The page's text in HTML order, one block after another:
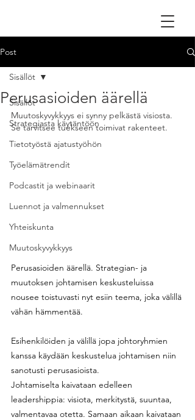
Post
Sisällöt
Strategiasta käytäntöön
Tietotyöstä ajatustyöhön
Työelämätrendit
Podcastit ja webinaarit
Luennot ja valmennukset
Yhteiskunta
Muutoskyvykkyys
Sisällöt
Perusasioiden äärellä
Muutoskyvykkyys ei synny pelkästä visiosta.
Se tarvitsee tuekseen toimivat rakenteet.
Perusasioiden äärellä. Strategian- ja
muutoksen johtamisen keskusteluissa
nousee toistuvasti nyt esiin teema, joka välillä
vähän hämmentää.
Esihenkilöiden ja välillä jopa johtoryhmien
kanssa käydään keskustelua johtamisen niin
sanotusti perusasioista.
Johtamiselta kaivataan edelleen
leadershippia: visiota, merkitystä, suuntaa,
valmentavaa otetta. Samaan aikaan kaivataan